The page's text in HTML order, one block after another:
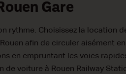
Gare
rythme. Choisissez la location
afin de circuler aisément
en empruntant les voies
voiture à Rouen Railway